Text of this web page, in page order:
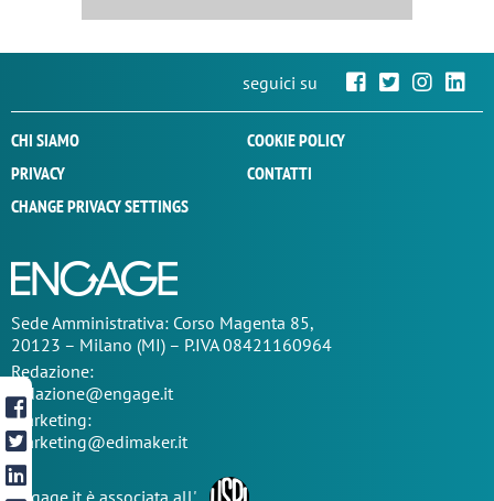
seguici su
CHI SIAMO
COOKIE POLICY
PRIVACY
CONTATTI
CHANGE PRIVACY SETTINGS
SedeAmministrativa: Corso Magenta 85,
20123 – Milano (MI) – P.IVA 08421160964
Redazione:
redazione@engage.it
Marketing:
marketing@edimaker.it